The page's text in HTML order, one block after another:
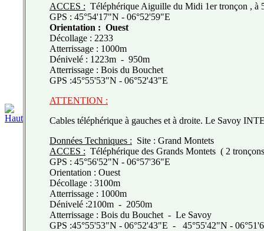
ACCES : Téléphérique Aiguille du Midi 1er tronçon , à
GPS : 45°54'17"N - 06°52'59"E
Orientation : Ouest
Décollage : 2233
Atterrissage : 1000m
Dénivelé : 1223m - 950m
Atterrissage : Bois du Bouchet
GPS :45°55'53"N - 06°52'43"E
ATTENTION :
Cables téléphérique à gauches et à droite. Le Savoy
Données Techniques : Site : Grand Montets
ACCES : Téléphérique des Grands Montets ( 2
GPS : 45°56'52"N - 06°57'36"E
Orientation : Ouest
Décollage : 3100m
Atterrissage : 1000m
Dénivelé :2100m - 2050m
Atterrissage : Bois du Bouchet - Le Savoy
GPS :45°55'53"N - 06°52'43"E - 45°55'42"N -